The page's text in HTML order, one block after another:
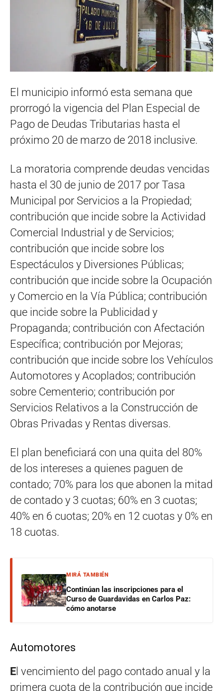
El municipio informó esta semana que
prorrogó la vigencia del Plan Especial de
Pago de Deudas Tributarias hasta el
próximo 20 de marzo de 2018 inclusive.
La moratoria comprende deudas vencidas
hasta el 30 de junio de 2017 por Tasa
Municipal por Servicios a la Propiedad;
contribución que incide sobre la Actividad
Comercial Industrial y de Servicios;
contribución que incide sobre los
Espectáculos y Diversiones Públicas;
contribución que incide sobre la Ocupación
y Comercio en la Vía Pública; contribución
que incide sobre la Publicidad y
Propaganda; contribución con Afectación
Específica; contribución por Mejoras;
contribución que incide sobre los Vehículos
Automotores y Acoplados; contribución
sobre Cementerio; contribución por
Servicios Relativos a la Construcción de
Obras Privadas y Rentas diversas.
El plan beneficiará con una quita del 80%
de los intereses a quienes paguen de
contado; 70% para los que abonen la mitad
de contado y 3 cuotas; 60% en 3 cuotas;
40% en 6 cuotas; 20% en 12 cuotas y 0% en
18 cuotas.
MIRÁ TAMBIÉN
Continúan las inscripciones para el
Curso de Guardavidas en Carlos Paz:
cómo anotarse
Automotores
E l vencimiento del pago contado anual y la
primera cuota de la contribución que incide